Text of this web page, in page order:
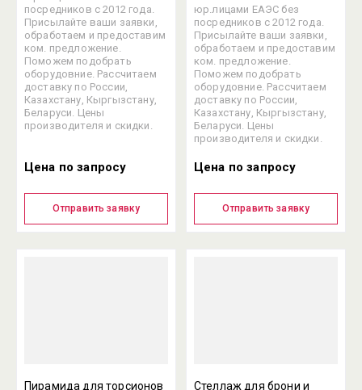
посредников с 2012 года.
Присылайте ваши заявки,
обработаем и предоставим
ком. предложение.
Поможем подобрать
оборудовние. Рассчитаем
доставку по России,
Казахстану, Кыргызстану,
Беларуси. Цены
производителя и скидки.
Цена по запросу
Отправить заявку
юр.лицами ЕАЭС без
посредников с 2012 года.
Присылайте ваши заявки,
обработаем и предоставим
ком. предложение.
Поможем подобрать
оборудовние. Рассчитаем
доставку по России,
Казахстану, Кыргызстану,
Беларуси. Цены
производителя и скидки.
Цена по запросу
Отправить заявку
Пирамида для торсионов
Стеллаж для брони и